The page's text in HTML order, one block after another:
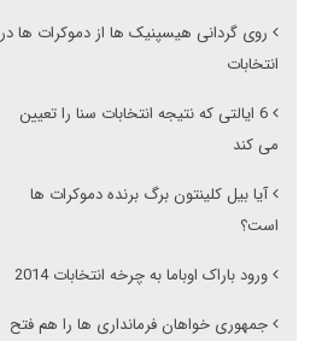
روی گردانی هیسپنیک ها از دموکرات ها در
انتخابات
6 ایالتی که نتیجه انتخابات سنا را تعیین
می کند
آیا بیل کلینتون برگ برنده دموکرات ها
است؟
ورود باراک اوباما به چرخه انتخابات 2014
جمهوری خواهان فرمانداری ها را هم فتح